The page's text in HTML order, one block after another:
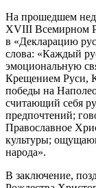
На прошедшем
XVIII Всемирном
в «Декларацию
слова: «Каждый
эмоциональную
Крещением Руси,
победы на
считающий себя
предпочтений;
Православное
культуры;
народа».
В заключение,